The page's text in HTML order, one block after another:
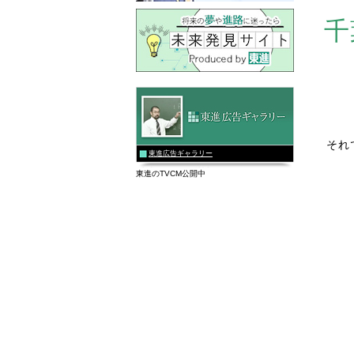
それ
東進広告ギャラリー
東進のTVCM公開中